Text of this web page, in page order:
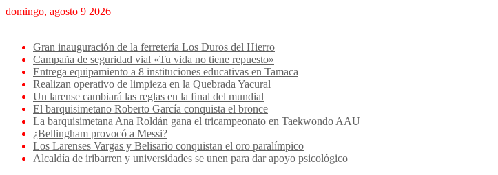
domingo, agosto 9 2026
Gran inauguración de la ferretería Los Duros del Hierro
Campaña de seguridad vial «Tu vida no tiene repuesto»
Entrega equipamiento a 8 instituciones educativas en Tamaca
Realizan operativo de limpieza en la Quebrada Yacural
Un larense cambiará las reglas en la final del mundial
El barquisimetano Roberto García conquista el bronce
La barquisimetana Ana Roldán gana el tricampeonato en Taekwondo AAU
¿Bellingham provocó a Messi?
Los Larenses Vargas y Belisario conquistan el oro paralímpico
Alcaldía de iribarren y universidades se unen para dar apoyo psicológico